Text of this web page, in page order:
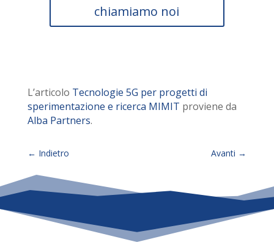
chiamiamo noi
L’articolo Tecnologie 5G per progetti di
sperimentazione e ricerca MIMIT proviene da
Alba Partners.
← Indietro Avanti →